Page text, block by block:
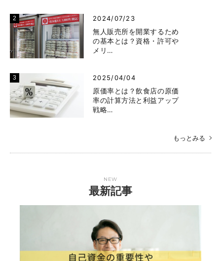
2024/07/23
無人販売所を開業するため
の基本とは？資格・許可や
メリ…
2025/04/04
原価率とは？飲食店の原価
率の計算方法と利益アップ
戦略…
もっとみる
NEW
最新記事